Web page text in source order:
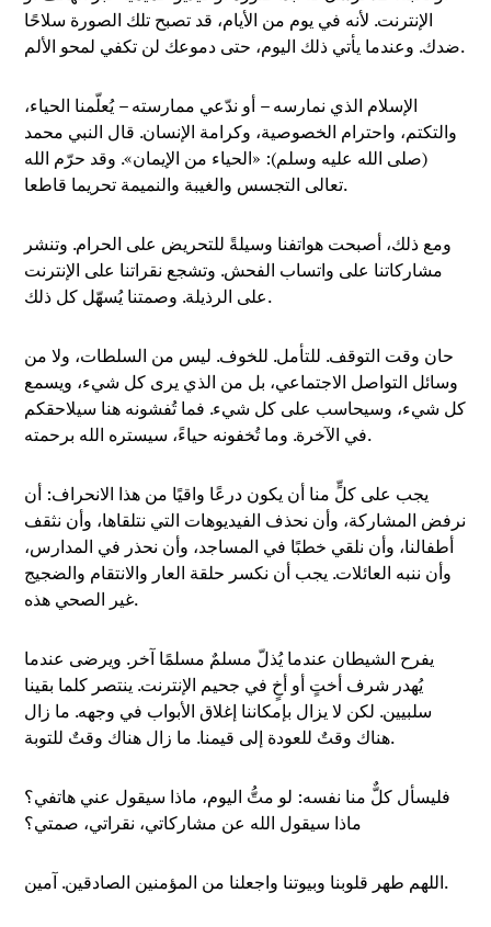
الإنترنت. لأنه في يوم من الأيام، قد تصبح تلك الصورة سلاحًا
ضدك. وعندما يأتي ذلك اليوم، حتى دموعك لن تكفي لمحو الألم.
الإسلام الذي نمارسه – أو ندّعي ممارسته – يُعلّمنا الحياء،
والتكتم، واحترام الخصوصية، وكرامة الإنسان. قال النبي محمد
(صلى الله عليه وسلم): «الحياء من الإيمان». وقد حرّم الله
تعالى التجسس والغيبة والنميمة تحريما قاطعا.
ومع ذلك، أصبحت هواتفنا وسيلةً للتحريض على الحرام. وتنشر
مشاركاتنا على واتساب الفحش. وتشجع نقراتنا على الإنترنت
على الرذيلة. وصمتنا يُسهّل كل ذلك.
حان وقت التوقف. للتأمل. للخوف. ليس من السلطات، ولا من
وسائل التواصل الاجتماعي، بل من الذي يرى كل شيء، ويسمع
كل شيء، وسيحاسب على كل شيء. فما تُفشونه هنا سيلاحقكم
في الآخرة. وما تُخفونه حياءً، سيستره الله برحمته.
يجب على كلٍّ منا أن يكون درعًا واقيًا من هذا الانحراف: أن
نرفض المشاركة، وأن نحذف الفيديوهات التي نتلقاها، وأن نثقف
أطفالنا، وأن نلقي خطبًا في المساجد، وأن نحذر في المدارس،
وأن ننبه العائلات. يجب أن نكسر حلقة العار والانتقام والضجيج
غير الصحي هذه.
يفرح الشيطان عندما يُذلّ مسلمٌ مسلمًا آخر. ويرضى عندما
يُهدر شرف أختٍ أو أخٍ في جحيم الإنترنت. ينتصر كلما بقينا
سلبيين. لكن لا يزال بإمكاننا إغلاق الأبواب في وجهه. ما زال
هناك وقتٌ للعودة إلى قيمنا. ما زال هناك وقتٌ للتوبة.
فليسأل كلٌّ منا نفسه: لو متُّ اليوم، ماذا سيقول عني هاتفي؟
ماذا سيقول الله عن مشاركاتي، نقراتي، صمتي؟
اللهم طهر قلوبنا وبيوتنا واجعلنا من المؤمنين الصادقين. آمين.